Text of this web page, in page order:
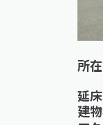
所
延
建